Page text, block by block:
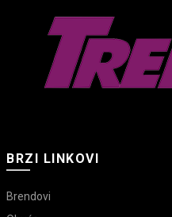
BRZI LINKOVI
Brendovi